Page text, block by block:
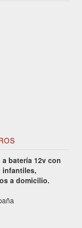
batería 12v con
infantiles,
a domicilio.